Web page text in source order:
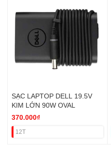
SẠC LAPTOP DELL 19.5V
KIM LỚN 90W OVAL
370.000₫
12T